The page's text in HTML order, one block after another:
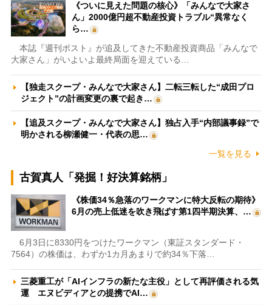
《ついに見えた問題の核心》「みんなで大家さ
ん」2000億円超不動産投資トラブル“異常なく
ら…
本誌『週刊ポスト』が追及してきた不動産投資商品「みんなで
大家さん」がいよいよ最終局面を迎えている…
【独走スクープ・みんなで大家さん】二転三転した“成田プロ
ジェクト”の計画変更の裏で起き…
【追及スクープ・みんなで大家さん】独占入手“内部議事録”で
明かされる柳瀬健一・代表の思…
一覧を見る
古賀真人「発掘！好決算銘柄」
《株価34％急落のワークマンに特大反転の期待》
6月の売上低迷を吹き飛ばす第1四半期決算、…
6月3日に8330円をつけたワークマン（東証スタンダード・
7564）の株価は、わずか1カ月あまりで約34％下落…
三菱重工が「AIインフラの新たな主役」として再評価される気
運 エヌビディアとの提携でAI…